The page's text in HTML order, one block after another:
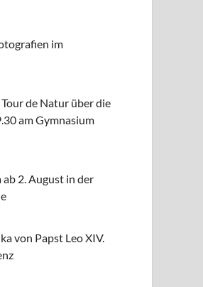
im
de Natur über die
am Gymnasium
2. August in der
von Papst Leo XIV.